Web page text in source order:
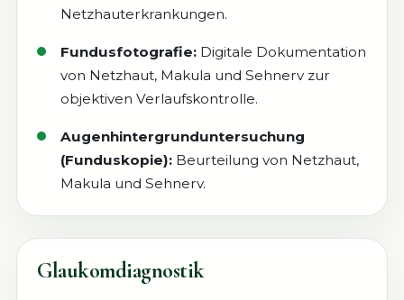
Netzhauterkrankungen.
Fundusfotografie: Digitale Dokumentation
von Netzhaut, Makula und Sehnerv zur
objektiven Verlaufskontrolle.
Augenhintergrunduntersuchung
(Funduskopie): Beurteilung von Netzhaut,
Makula und Sehnerv.
Glaukomdiagnostik